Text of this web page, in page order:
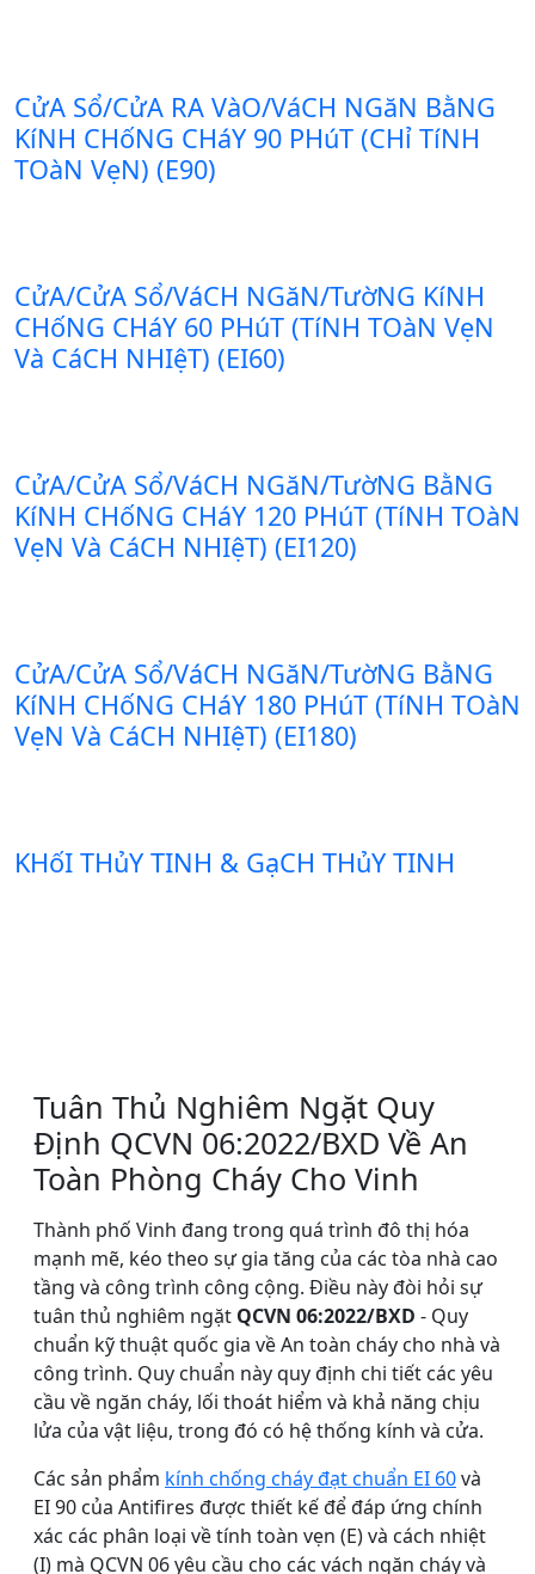
CửA Sổ/CửA RA VàO/VáCH NGăN BằNG
KíNH CHốNG CHáY 90 PHúT (CHỉ TíNH
TOàN VẹN) (E90)
CửA/CửA Sổ/VáCH NGăN/TườNG KíNH
CHốNG CHáY 60 PHúT (TíNH TOàN VẹN
Và CáCH NHIệT) (EI60)
CửA/CửA Sổ/VáCH NGăN/TườNG BằNG
KíNH CHốNG CHáY 120 PHúT (TíNH TOàN
VẹN Và CáCH NHIệT) (EI120)
CửA/CửA Sổ/VáCH NGăN/TườNG BằNG
KíNH CHốNG CHáY 180 PHúT (TíNH TOàN
VẹN Và CáCH NHIệT) (EI180)
KHốI THủY TINH & GạCH THủY TINH
Tuân Thủ Nghiêm Ngặt Quy
Định QCVN 06:2022/BXD Về An
Toàn Phòng Cháy Cho Vinh
Thành phố Vinh đang trong quá trình đô thị hóa
mạnh mẽ, kéo theo sự gia tăng của các tòa nhà cao
tầng và công trình công cộng. Điều này đòi hỏi sự
tuân thủ nghiêm ngặt QCVN 06:2022/BXD - Quy
chuẩn kỹ thuật quốc gia về An toàn cháy cho nhà và
công trình. Quy chuẩn này quy định chi tiết các yêu
cầu về ngăn cháy, lối thoát hiểm và khả năng chịu
lửa của vật liệu, trong đó có hệ thống kính và cửa.
Các sản phẩm kính chống cháy đạt chuẩn EI 60và
EI 90 của Antifires được thiết kế để đáp ứng chính
xác các phân loại về tính toàn vẹn (E) và cách nhiệt
(I) mà QCVN 06 yêu cầu cho các vách ngăn cháy và